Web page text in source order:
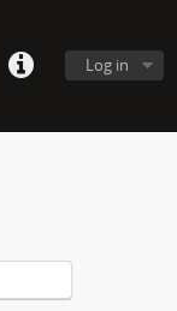
Log in